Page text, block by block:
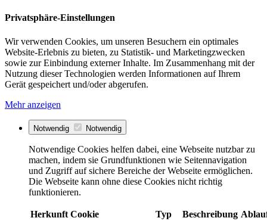
Privatsphäre-Einstellungen
Wir verwenden Cookies, um unseren Besuchern ein optimales
Website-Erlebnis zu bieten, zu Statistik- und Marketingzwecken
sowie zur Einbindung externer Inhalte. Im Zusammenhang mit der
Nutzung dieser Technologien werden Informationen auf Ihrem
Gerät gespeichert und/oder abgerufen.
Mehr anzeigen
Notwendig Notwendig
Notwendige Cookies helfen dabei, eine Webseite nutzbar zu
machen, indem sie Grundfunktionen wie Seitennavigation
und Zugriff auf sichere Bereiche der Webseite ermöglichen.
Die Webseite kann ohne diese Cookies nicht richtig
funktionieren.
Herkunft Cookie Typ Beschreibung